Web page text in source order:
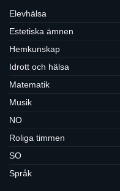
Elevhälsa
Estetiska ämnen
Hemkunskap
Idrott och hälsa
Matematik
Musik
NO
Roliga timmen
SO
Språk